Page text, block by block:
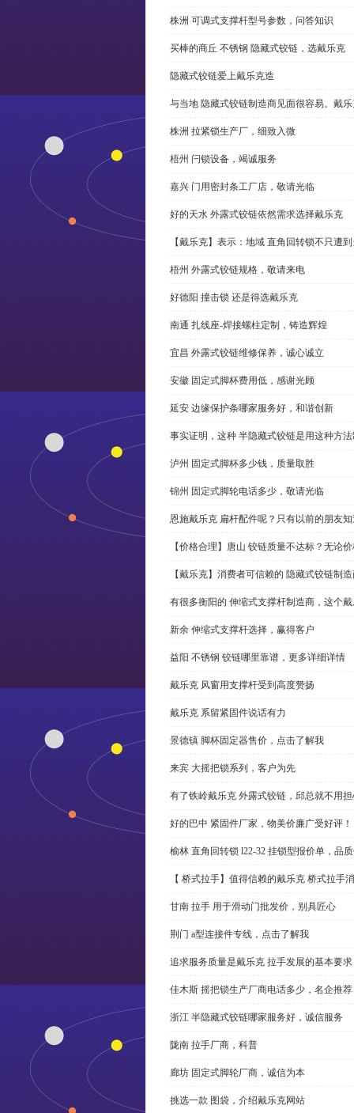
株洲 可调式支撑杆型号参数，问答知识
买棒的商丘 不锈钢 隐藏式铰链，选戴乐克
隐藏式铰链爱上戴乐克造
与当地 隐藏式铰链制造商见面很容易。戴
株洲 拉紧锁生产厂，细致入微
梧州 闩锁设备，竭诚服务
嘉兴 门用密封条工厂店，敬请光临
好的天水 外露式铰链依然需求选择戴乐克
【戴乐克】表示：地域 直角回转锁不只遭
梧州 外露式铰链规格，敬请来电
好德阳 撞击锁 还是得选戴乐克
南通 扎线座-焊接螺柱定制，铸造辉煌
宜昌 外露式铰链维修保养，诚心诚立
安徽 固定式脚杯费用低，感谢光顾
延安 边缘保护条哪家服务好，和谐创新
事实证明，这种 半隐藏式铰链是用这种方
泸州 固定式脚杯多少钱，质量取胜
锦州 固定式脚轮电话多少，敬请光临
恩施戴乐克 扁杆配件呢？只有以前的朋友
【价格合理】唐山 铰链质量不达标？无论
【戴乐克】消费者可信赖的 隐藏式铰链制
有很多衡阳的 伸缩式支撑杆制造商，这个
新余 伸缩式支撑杆选择，赢得客户
益阳 不锈钢 铰链哪里靠谱，更多详细详情
戴乐克 风窗用支撑杆受到高度赞扬
戴乐克 系留紧固件说话有力
景德镇 脚杯固定器售价，点击了解我
来宾 大摇把锁系列，客户为先
有了铁岭戴乐克 外露式铰链，邱总就不用
好的巴中 紧固件厂家，物美价廉广受好评！
榆林 直角回转锁 l22-32 挂锁型报价单，品
【 桥式拉手】值得信赖的戴乐克 桥式拉手
甘南 拉手 用于滑动门批发价，别具匠心
荆门 a型连接件专线，点击了解我
追求服务质量是戴乐克 拉手发展的基本要求
佳木斯 摇把锁生产厂商电话多少，名企推荐
浙江 半隐藏式铰链哪家服务好，诚信服务
陇南 拉手厂商，科普
廊坊 固定式脚轮厂商，诚信为本
挑选一款 图袋，介绍戴乐克网站